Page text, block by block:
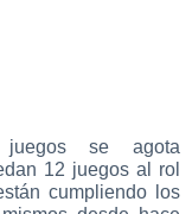
se agota
12 juegos al rol
cumpliendo los